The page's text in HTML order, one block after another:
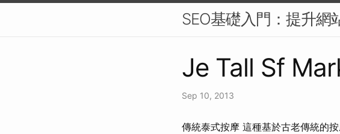
SEO基礎入門：提升網
Je Tall Sf
Sep 10, 2013
傳統泰式按摩 這種基於古老傳統的